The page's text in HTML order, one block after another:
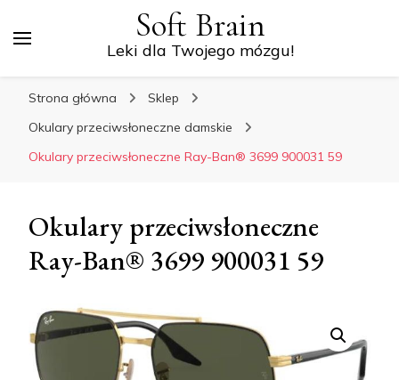
Soft Brain
Leki dla Twojego mózgu!
Strona główna
Sklep
Okulary przeciwsłoneczne damskie
Okulary przeciwsłoneczne Ray-Ban® 3699 900031 59
Okulary przeciwsłoneczne
Ray-Ban® 3699 900031 59